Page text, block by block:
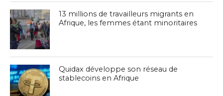
13 millions de travailleurs migrants en
Afrique, les femmes étant minoritaires
Quidax développe son réseau de
stablecoins en Afrique